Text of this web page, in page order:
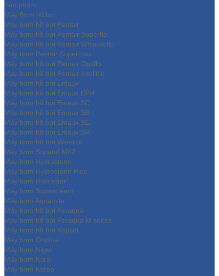
Sản phẩm
Máy Bơm hồ bơi
Máy bơm hồ bơi Pentair
Máy bơm hồ bơi Pentair Superflo
Máy bơm hồ bơi Pentair Whisperflo
Máy bơm Pentair Supermax
Máy bơm hồ bơi Pentair Optiflo
Máy bơm hồ bơi Pentair Intelliflo
Máy bơm hồ bơi Emaux
Máy bơm hồ bơi Emaux EPH
Máy bơm hồ bơi Emaux SC
Máy bơm hồ bơi Emaux SB
Máy bơm hồ bơi Emaux SE
Máy bơm hồ bơi Emaux SR
Máy bơm hồ bơi Waterco
Máy bơm Supatuf MK2
Máy bơm Hydrostorm
Máy bơm Hydrostorm Plus
Máy bơm Hydrostar
Máy bơm Supastream
Máy bơm Aquamite
Máy bơm hồ bơi Peraqua
Máy bơm hồ bơi Peraqua M series
Máy bơm hồ bơi Kripsol
Máy bơm Ondina
Máy bơm Niger
Máy bơm Koral
Máy bơm Karpa